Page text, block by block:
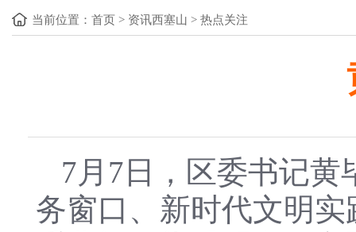
当前位置： 首页 > 资讯西塞山 > 热点关注
7月7日，区委书记
务窗口、新时代文明